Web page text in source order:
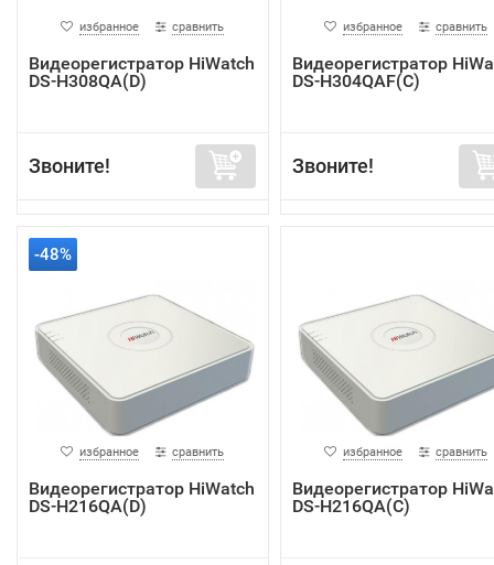
избранное сравнить
Видеорегистратор HiWatch
DS-H308QA(D)
Звоните!
избранное сравнить
Видеорегистратор
DS-H304QAF(C)
Звоните!
-48%
избранное сравнить
Видеорегистратор HiWatch
DS-H216QA(D)
избранное сравнить
Видеорегистратор
DS-H216QA(C)